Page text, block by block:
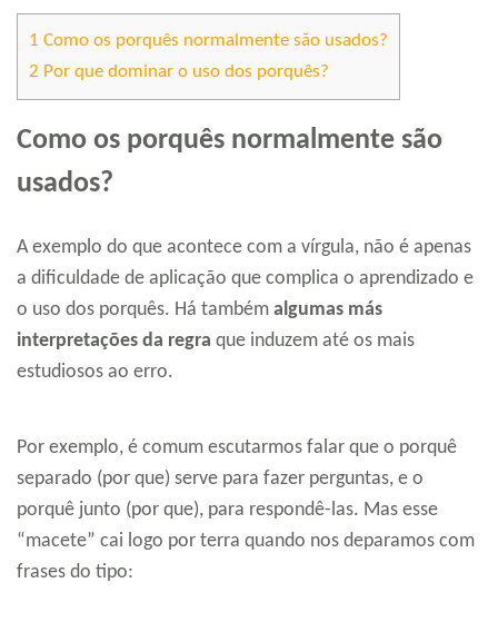
1 Como os porquês normalmente são usados?
2 Por que dominar o uso dos porquês?
Como os porquês normalmente são
usados?
A exemplo do que acontece com a vírgula, não é apenas
a dificuldade de aplicação que complica o aprendizado e
o uso dos porquês. Há também algumas más
interpretações da regra que induzem até os mais
estudiosos ao erro.
Por exemplo, é comum escutarmos falar que o porquê
separado (por que) serve para fazer perguntas, e o
porquê junto (por que), para respondê-las. Mas esse
“macete” cai logo por terra quando nos deparamos com
frases do tipo: